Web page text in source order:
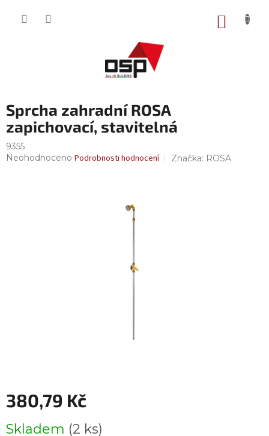
Sprcha zahradní ROSA
zapichovací, stavitelná
9355
Průměrné
Neohodnoceno Podrobnosti hodnocení Značka: ROSA
380,79 Kč
cena:
Skladem (2 ks)